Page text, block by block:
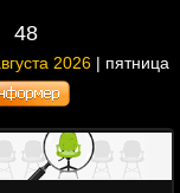
48
2026 | пятница